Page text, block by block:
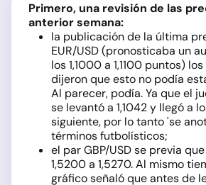
Primero, una revisión de las
anterior semana:
la publicación de la última
EUR/USD (pronosticaba un
los 1,1000 a 1,1100 puntos)
dijeron que esto no podía
Al parecer, podía. Ya que el
se levantó a 1,1042 y llegó a
siguiente, por lo tanto 'se
términos futbolísticos;
el par GBP/USD se previa
1,5200 a 1,5270. Al mismo
gráfico señaló que antes de